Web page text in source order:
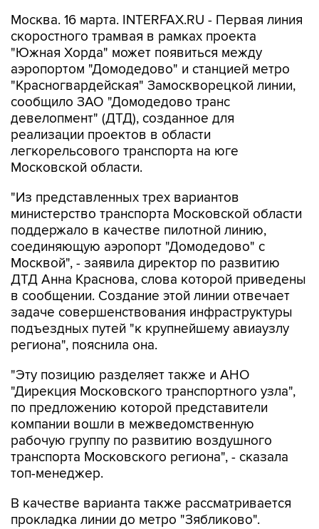
Москва. 16 марта. INTERFAX.RU - Первая линия
скоростного трамвая в рамках проекта
"Южная Хорда" может появиться между
аэропортом "Домодедово" и станцией метро
"Красногвардейская" Замоскворецкой линии,
сообщило ЗАО "Домодедово транс
девелопмент" (ДТД), созданное для
реализации проектов в области
легкорельсового транспорта на юге
Московской области.
"Из представленных трех вариантов
министерство транспорта Московской области
поддержало в качестве пилотной линию,
соединяющую аэропорт "Домодедово" с
Москвой", - заявила директор по развитию
ДТД Анна Краснова, слова которой приведены
в сообщении. Создание этой линии отвечает
задаче совершенствования инфраструктуры
подъездных путей "к крупнейшему авиаузлу
региона", пояснила она.
"Эту позицию разделяет также и АНО
"Дирекция Московского транспортного узла",
по предложению которой представители
компании вошли в межведомственную
рабочую группу по развитию воздушного
транспорта Московского региона", - сказала
топ-менеджер.
В качестве варианта также рассматривается
прокладка линии до метро "Зябликово".